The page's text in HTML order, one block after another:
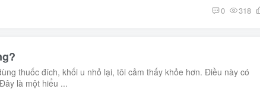
0 318
thuốc đích, khối u nhỏ lại, tôi cảm thấy khỏe hơn. Điều này có
là một hiểu ...